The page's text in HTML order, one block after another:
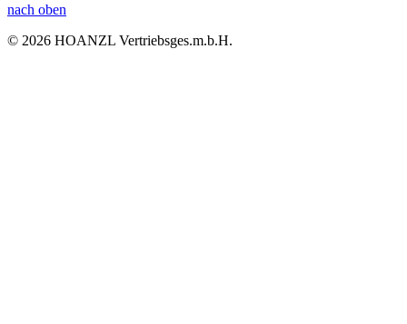
nach oben
© 2026 HOANZL Vertriebsges.m.b.H.